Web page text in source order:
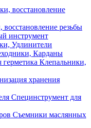
резьбы
инструмент
Удлинители
Карданы
Клепальники,
хранения
Специнструмент для
Съемники маслянных